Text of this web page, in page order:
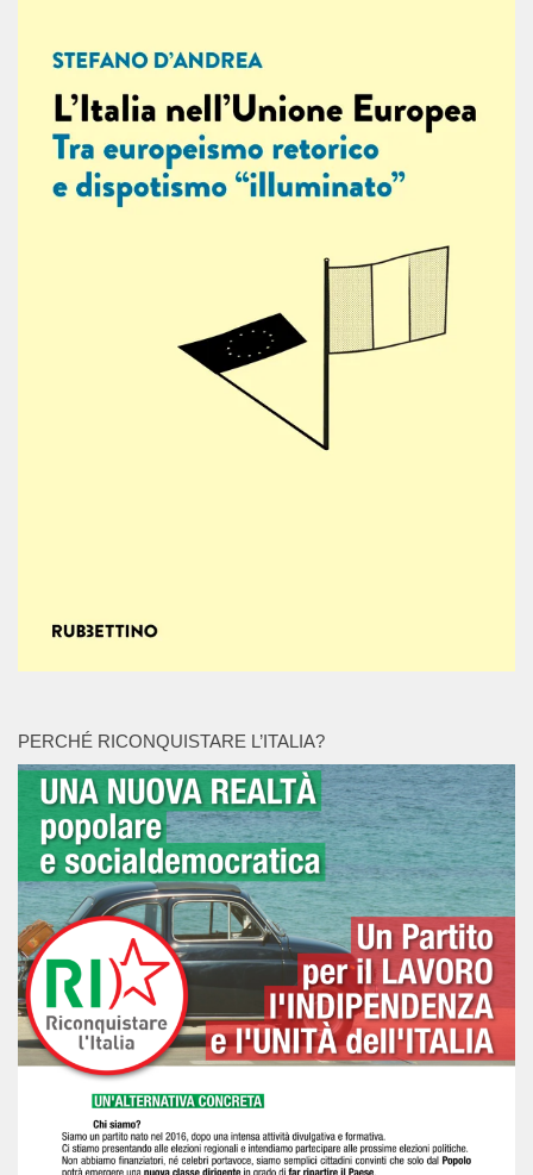
PERCHÉ RICONQUISTARE L’ITALIA?